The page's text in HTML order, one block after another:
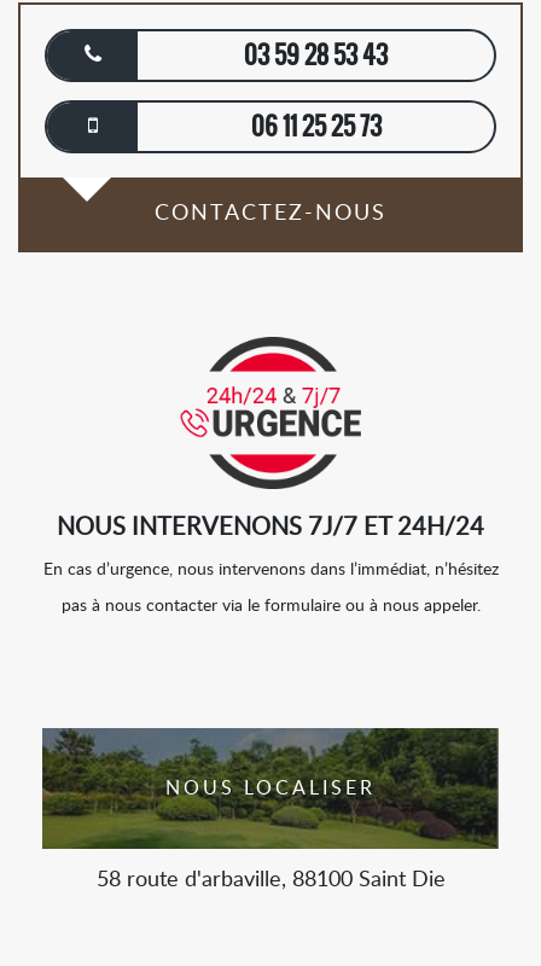
03 59 28 53 43
06 11 25 25 73
CONTACTEZ-NOUS
NOUS INTERVENONS 7J/7 ET 24H/24
En cas d’urgence, nous intervenons dans l’immédiat, n’hésitez
pas à nous contacter via le formulaire ou à nous appeler.
NOUS LOCALISER
58 route d'arbaville, 88100 Saint Die